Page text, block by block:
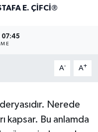
E. ÇIFCI®
07:45
A- A+
Nerede
kapsar. Bu anlamda